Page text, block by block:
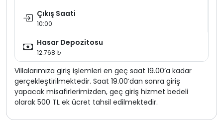
Çıkış Saati
10:00
Hasar Depozitosu
12.768 ₺
Villalarımıza giriş işlemleri en geç saat 19.00’a kadar
gerçekleştirilmektedir. Saat 19.00’dan sonra giriş
yapacak misafirlerimizden, geç giriş hizmet bedeli
olarak 500 TL ek ücret tahsil edilmektedir.